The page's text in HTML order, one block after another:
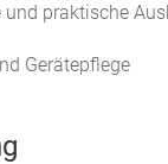
und praktische
Gerätepflege